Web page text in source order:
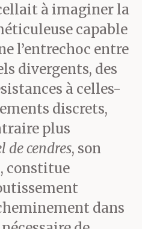
des
dont
faire. Le
sa place
trop
et
se
à imaginer la
capable
l’entrechoc entre
divergents, des
à celles-
discrets,
plus
de cendres, son
constitue
dans